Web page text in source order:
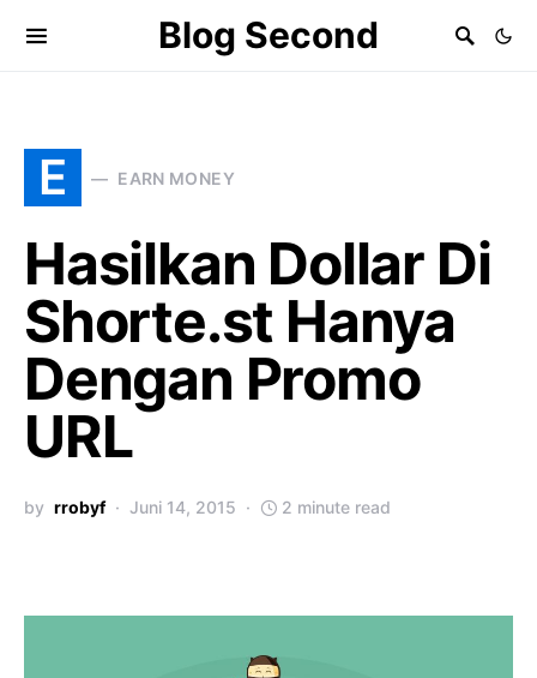
Blog Second
E EARN MONEY
Hasilkan Dollar Di
Shorte.st Hanya
Dengan Promo
URL
by rrobyf Juni 14, 2015 2 minute read